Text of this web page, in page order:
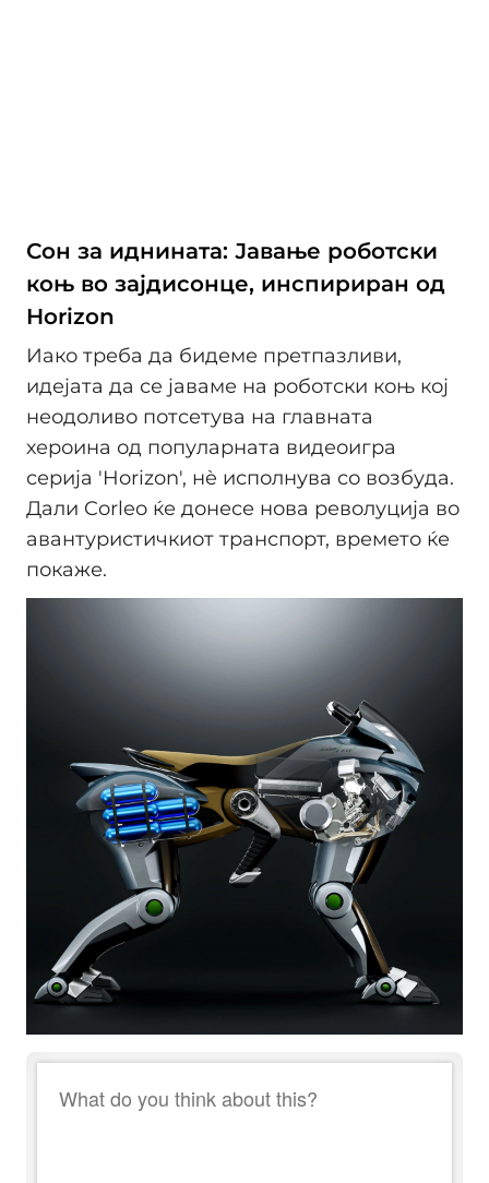
Сон за иднината: Јавање роботски
коњ во зајдисонце, инспириран од
Horizon
Иако треба да бидеме претпазливи,
идејата да се јаваме на роботски коњ кој
неодоливо потсетува на главната
хероина од популарната видеоигра
серија 'Horizon', нè исполнува со возбуда.
Дали Corleo ќе донесе нова револуција во
авантуристичкиот транспорт, времето ќе
покаже.